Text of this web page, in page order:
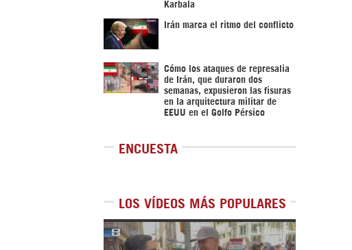
Karbala
Irán marca el ritmo del conflicto
Cómo los ataques de represalia
de Irán, que duraron dos
semanas, expusieron las fisuras
en la arquitectura militar de
EEUU en el Golfo Pérsico
ENCUESTA
LOS VÍDEOS MÁS POPULARES
1de5